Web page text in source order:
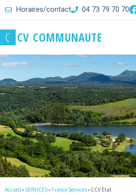
Horaires/contact 04 73 79 70 70
C CV COMMUNAUTE
Accueil » SERVICES» France Services» CCV Etat